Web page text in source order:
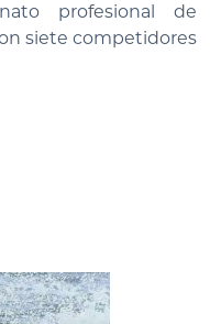
profesional de
siete competidores